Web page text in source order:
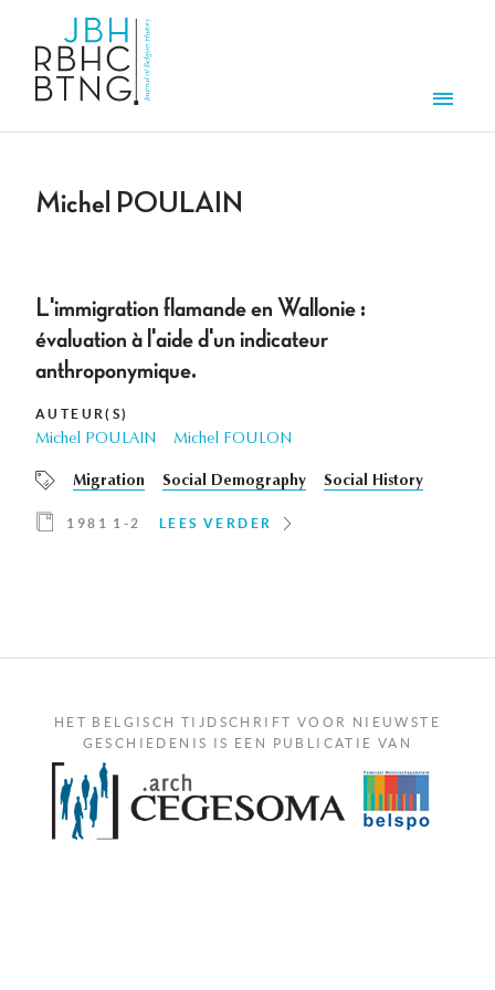
Michel POULAIN
L'immigration flamande en Wallonie :
évaluation à l'aide d'un indicateur
anthroponymique.
AUTEUR(S)
Michel POULAIN Michel FOULON
Migration Social Demography Social History
1981 1-2 LEES VERDER
HET BELGISCH TIJDSCHRIFT VOOR NIEUWSTE
GESCHIEDENIS IS EEN PUBLICATIE VAN